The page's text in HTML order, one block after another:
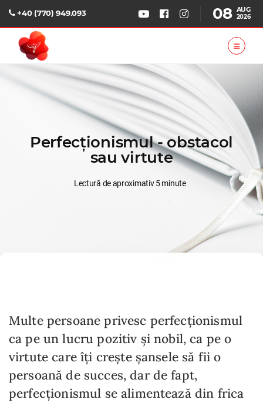
+40 (770) 949.093 08 AUG
2026
Perfecționismul - obstacol
sau virtute
Lectură de aproximativ 5 minute
Multe persoane privesc perfecționismul
ca pe un lucru pozitiv și nobil, ca pe o
virtute care îți crește șansele să fii o
persoană de succes, dar de fapt,
perfecționismul se alimentează din frica